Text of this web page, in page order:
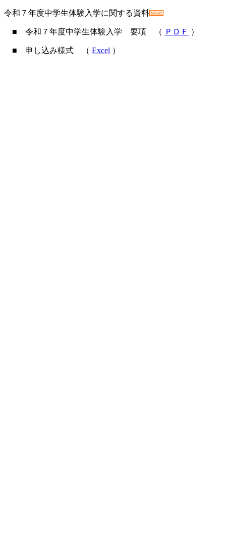
令和７年度中学生体験入学に関する資料
■ 令和７年度中学生体験入学 要項 （ ＰＤＦ ）
■ 申し込み様式 （ Excel ）